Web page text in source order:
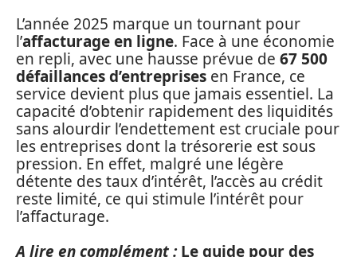
L’année 2025 marque un tournant pour
l’affacturage en ligne. Face à une économie
en repli, avec une hausse prévue de 67 500
défaillances d’entreprises en France, ce
service devient plus que jamais essentiel. La
capacité d’obtenir rapidement des liquidités
sans alourdir l’endettement est cruciale pour
les entreprises dont la trésorerie est sous
pression. En effet, malgré une légère
détente des taux d’intérêt, l’accès au crédit
reste limité, ce qui stimule l’intérêt pour
l’affacturage.
A lire en complément : Le guide pour des